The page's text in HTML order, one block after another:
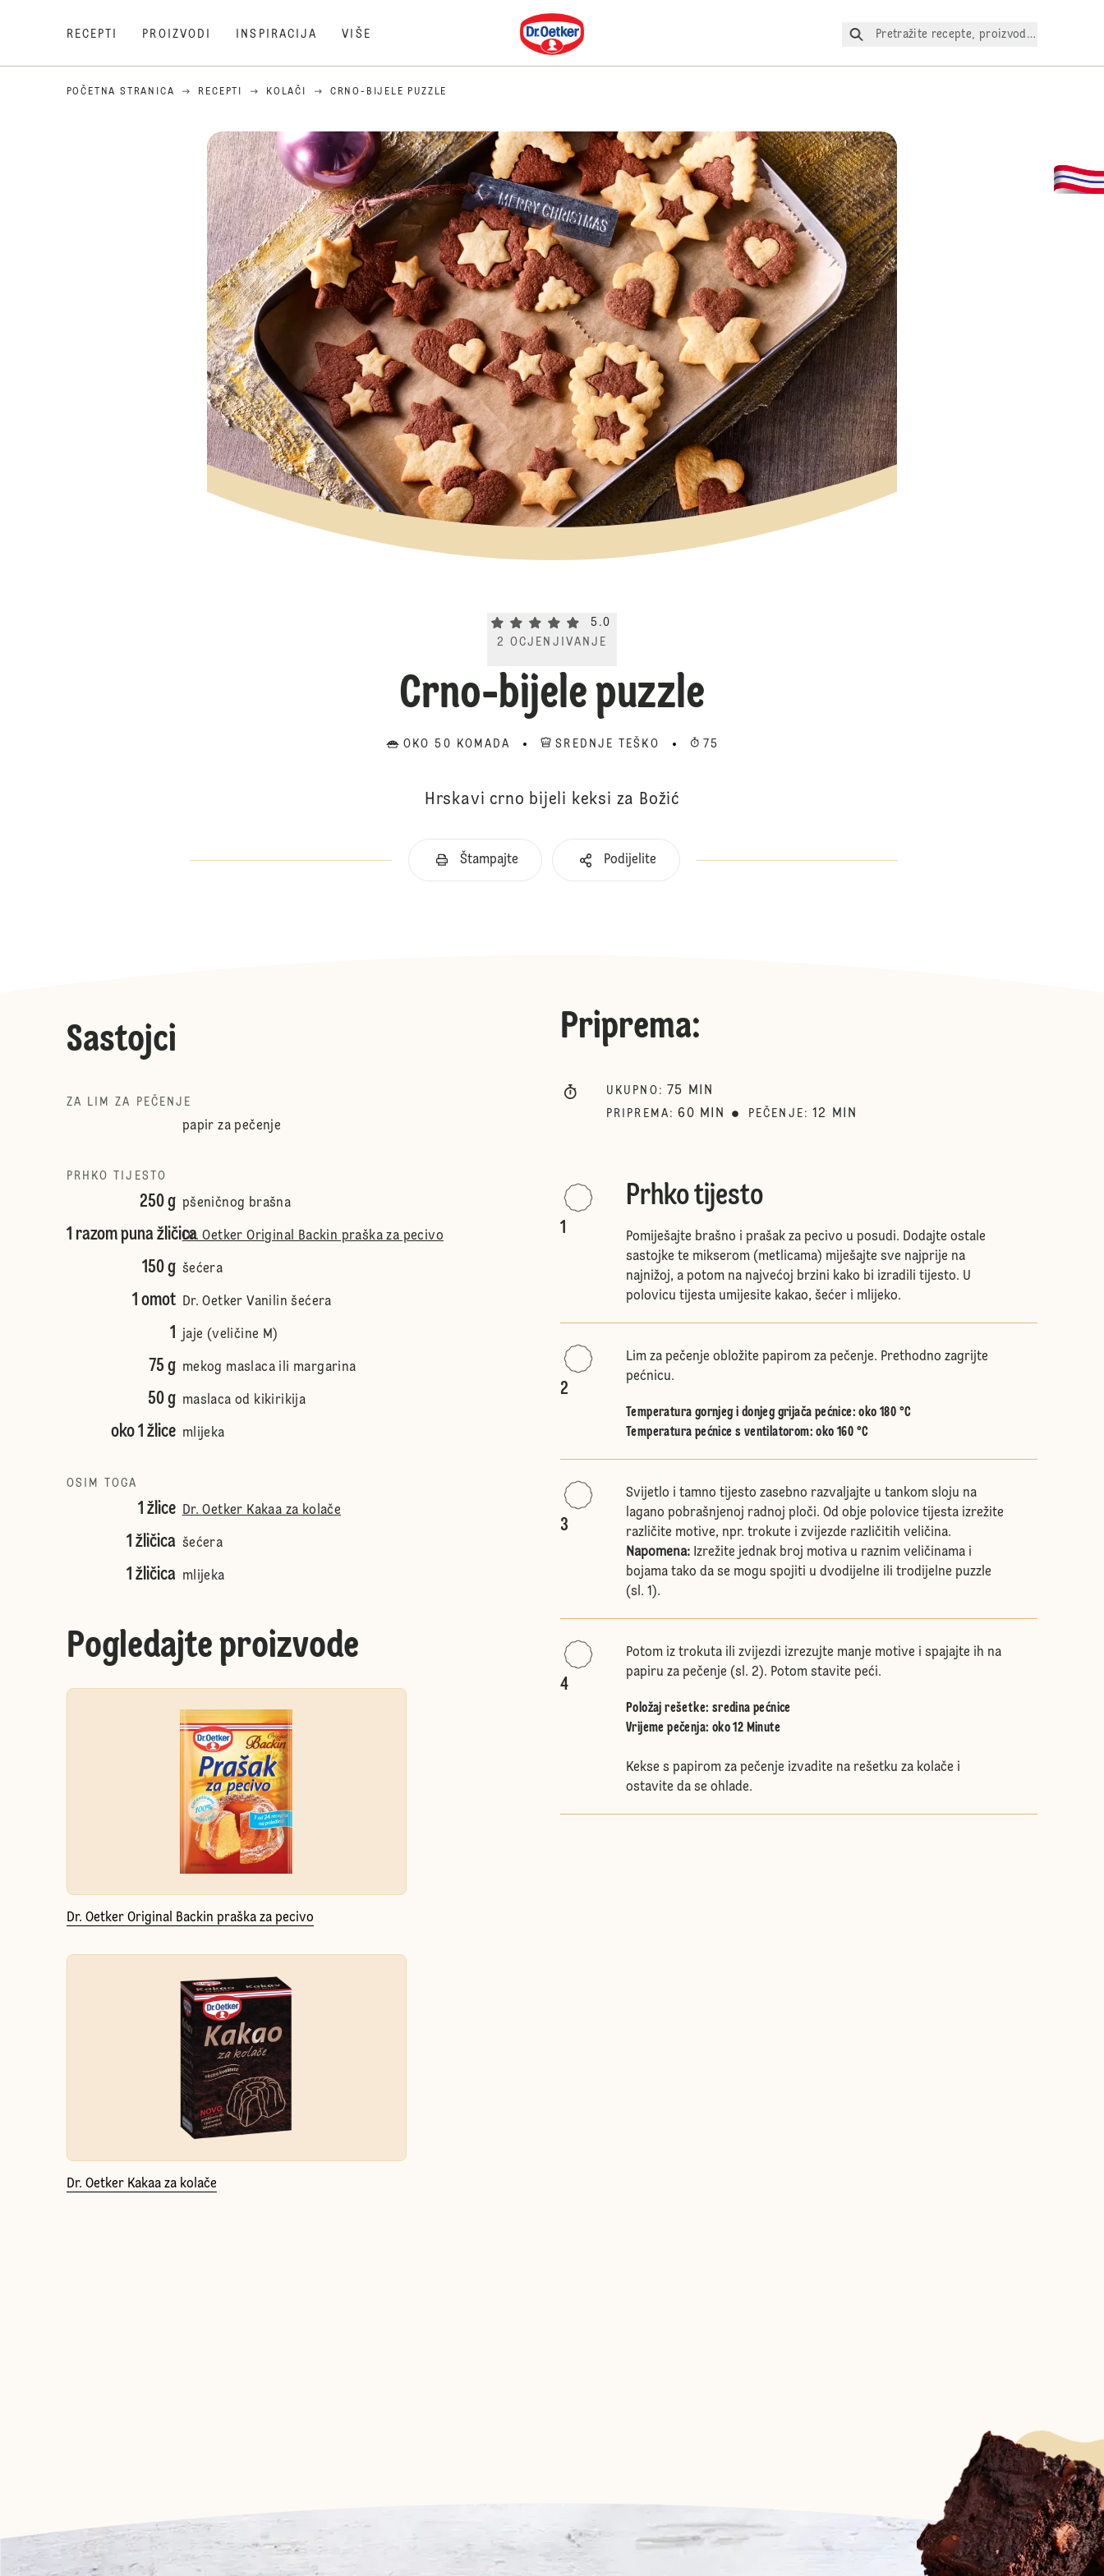
RECEPTI PROIZVODI INSPIRACIJA VIŠE
Dr. Oetker
Pretražite recepte, proizvode itd.
POČETNA STRANICA RECEPTI KOLAČI CRNO-BIJELE PUZZLE
Current rating 5.0. Click to rate.
5.0
2
OCJENJIVANJE
Crno-bijele puzzle
OKO 50 KOMADA SREDNJE TEŠKO 75
Hrskavi crno bijeli keksi za Božić
Štampajte Podijelite
Sastojci
ZA LIM ZA PEČENJE
papir za pečenje
PRHKO TIJESTO
250 g pšeničnog brašna
1 razom puna žličicaDr. Oetker Original Backin praška za pecivo
150 g šećera
1 omot Dr. Oetker Vanilin šećera
1 jaje (veličine M)
75 g mekog maslaca ili margarina
50 g maslaca od kikirikija
oko 1 žlice mlijeka
OSIM TOGA
1 žlice Dr. Oetker Kakaa za kolače
1 žličica šećera
1 žličica mlijeka
Pogledajte proizvode
Dr. Oetker Original Backin praška za pecivo
Dr. Oetker Kakaa za kolače
Priprema:
UKUPNO : 75 MIN
PRIPREMA : 60 MIN PEČENJE : 12 MIN
1
Prhko tijesto
Pomiješajte brašno i prašak za pecivo u posudi. Dodajte ostale
sastojke te mikserom (metlicama) miješajte sve najprije na
najnižoj, a potom na najvećoj brzini kako bi izradili tijesto. U
polovicu tijesta umijesite kakao, šećer i mlijeko.
2
Lim za pečenje obložite papirom za pečenje. Prethodno zagrijte
pećnicu.
Temperatura gornjeg i donjeg grijača pećnice: oko 180 °C
Temperatura pećnice s ventilatorom: oko 160 °C
3
Svijetlo i tamno tijesto zasebno razvaljajte u tankom sloju na
lagano pobrašnjenoj radnoj ploči. Od obje polovice tijesta izrežite
različite motive, npr. trokute i zvijezde različitih veličina.
Napomena: Izrežite jednak broj motiva u raznim veličinama i
bojama tako da se mogu spojiti u dvodijelne ili trodijelne puzzle
(sl. 1).
4
Potom iz trokuta ili zvijezdi izrezujte manje motive i spajajte ih na
papiru za pečenje (sl. 2). Potom stavite peći.
Položaj rešetke: sredina pećnice
Vrijeme pečenja: oko 12 Minute
Kekse s papirom za pečenje izvadite na rešetku za kolače i
ostavite da se ohlade.